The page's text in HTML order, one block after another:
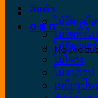
0 ฿ 0
No
สินค้า
ไม้อัดเคลื
ไม้อัดทั่วไป
ไม้อัดเฟอ
ไม้โครง
ไม้แปรรูป
เหล็กรูปพ